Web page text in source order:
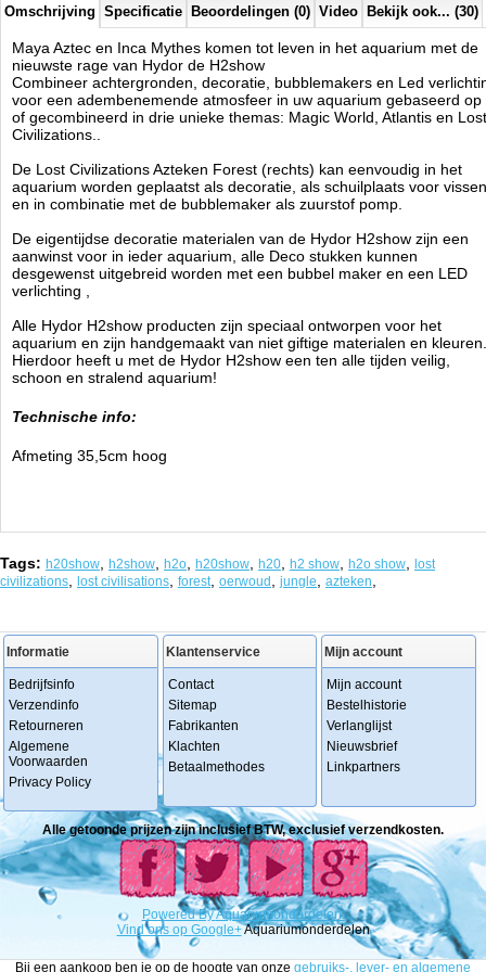
Omschrijving Specificatie Beoordelingen (0) Video Bekijk ook... (30)
Maya Aztec en Inca Mythes komen tot leven in het aquarium met de
nieuwste rage van Hydor de H2show
Combineer achtergronden, decoratie, bubblemakers en Led
voor een adembenemende atmosfeer in uw aquarium gebaseerd op
of gecombineerd in drie unieke themas: Magic World, Atlantis en Lost
Civilizations..
De Lost Civilizations Azteken Forest (rechts) kan eenvoudig in het
aquarium worden geplaatst als decoratie, als schuilplaats voor vissen
en in combinatie met de bubblemaker als zuurstof pomp.
De eigentijdse decoratie materialen van de Hydor H2show zijn een
aanwinst voor in ieder aquarium, alle Deco stukken kunnen
desgewenst uitgebreid worden met een bubbel maker en een LED
verlichting ,
Alle Hydor H2show producten zijn speciaal ontworpen voor het
aquarium en zijn handgemaakt van niet giftige materialen en kleuren.
Hierdoor heeft u met de Hydor H2show een ten alle tijden veilig,
schoon en stralend aquarium!
Technische info:
Afmeting 35,5cm hoog
Tags: h20show h2show h2o h20show h20 h2 show h2o show
lost
civilizations
lost civilisations forest oerwoud jungle azteken
Informatie
Bedrijfsinfo
Verzendinfo
Retourneren
Algemene
Voorwaarden
Privacy Policy
Klantenservice
Contact
Sitemap
Fabrikanten
Klachten
Betaalmethodes
Mijn account
Mijn account
Bestelhistorie
Verlanglijst
Nieuwsbrief
Linkpartners
Alle getoonde prijzen zijn inclusief BTW, exclusief verzendkosten.
PoweredByAquariumonderdelen.
Vind ons op Google+Aquariumonderdelen
Bij een aankoop ben je op de hoogte van onze gebruiks-, lever- en algemene